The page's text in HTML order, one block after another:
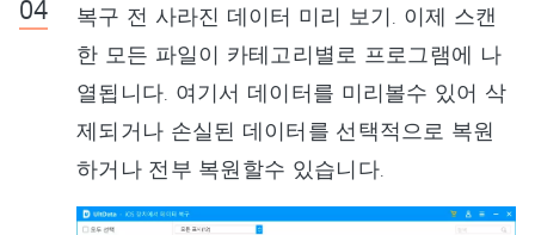
복구 전 사라진 데이터 미리 보기. 이제 스캔
한 모든 파일이 카테고리별로 프로그램에 나
열됩니다. 여기서 데이터를 미리볼수 있어 삭
제되거나 손실된 데이터를 선택적으로 복원
하거나 전부 복원할수 있습니다.